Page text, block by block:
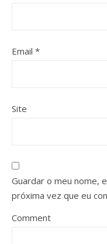
Email *
Site
Guardar o meu nome,
próxima vez que eu
Comment